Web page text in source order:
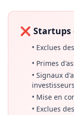
❌ Startups
• Exclues
• Primes
• Signaux
investisseurs
• Mise en
• Exclues